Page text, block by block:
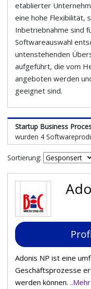
etablierter
eine hohe Flexibilität,
Inbetriebnahme sind
Softwareauswahl
untenstehenden
aufgeführt, die vom
angeboten werden
geeignet sind.
Startup Business
wurden 4
Sortierung:
Adonis NP ist eine
Geschäftsprozesse
werden können.